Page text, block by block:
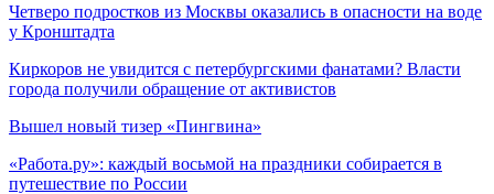
Четверо подростков из Москвы оказались в опасности на воде
у Кронштадта
Киркоров не увидится с петербургскими фанатами? Власти
города получили обращение от активистов
Вышел новый тизер «Пингвина»
«Работа.ру»: каждый восьмой на праздники собирается в
путешествие по России